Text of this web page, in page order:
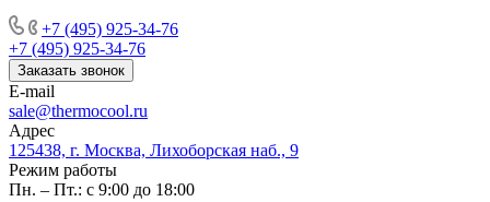
+7 (495) 925-34-76
+7 (495) 925-34-76
Заказать звонок
E-mail
sale@thermocool.ru
Адрес
125438, г. Москва, Лихоборская наб., 9
Режим работы
Пн. – Пт.: с 9:00 до 18:00